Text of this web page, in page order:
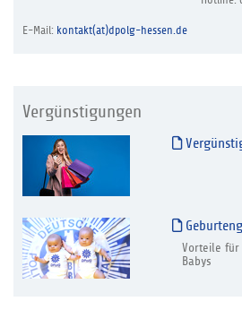
E-Mail: kontakt(at)dpolg-hessen.de
Vergünstigungen
Vorteile
Babys